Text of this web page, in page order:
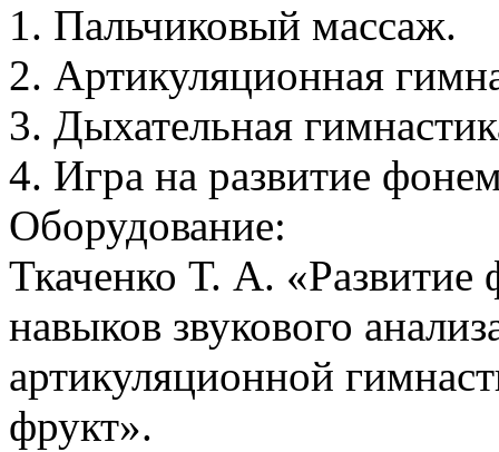
1. Пальчиковый массаж.
2. Артикуляционная
3. Дыхательная
4. Игра на развитие
Оборудование:
Ткаченко Т. А. «Развитие
навыков звукового
артикуляционной
фрукт».